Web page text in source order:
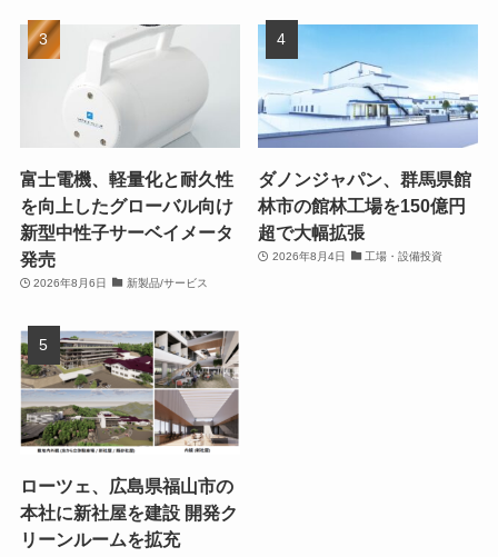
富士電機、軽量化と耐久性
を向上したグローバル向け
新型中性子サーベイメータ
発売
2026年8月6日 新製品/サービス
ダノンジャパン、群馬県館
林市の館林工場を150億円
超で大幅拡張
2026年8月4日 工場・設備投資
ローツェ、広島県福山市の
本社に新社屋を建設 開発ク
リーンルームを拡充